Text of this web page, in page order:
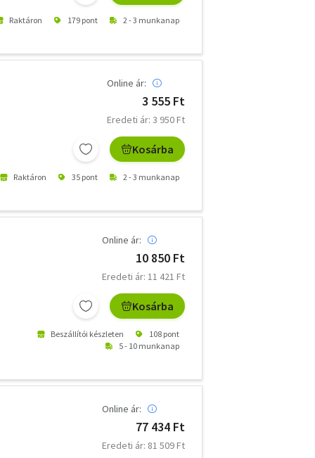
Raktáron 179 pont 2 - 3 munkanap
Online ár:
3 555 Ft
Eredeti ár: 3 950 Ft
Kosárba
Raktáron 35 pont 2 - 3 munkanap
Online ár:
10 850 Ft
Eredeti ár: 11 421 Ft
Kosárba
Beszállítói készleten
108 pont
5 - 10 munkanap
Online ár:
77 434 Ft
Eredeti ár: 81 509 Ft